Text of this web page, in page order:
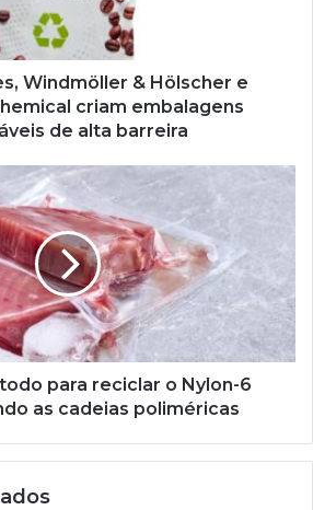
Windmöller & Hölscher e
criam embalagens
​​de alta barreira
para reciclar o Nylon-6
as cadeias poliméricas